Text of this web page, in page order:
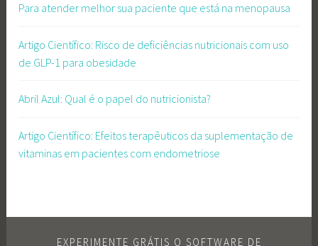
Para atender melhor sua paciente que está na menopausa
Artigo Científico: Risco de deficiências nutricionais com uso
de GLP-1 para obesidade
Abril Azul: Qual é o papel do nutricionista?
Artigo Científico: Efeitos terapêuticos da suplementação de
vitaminas em pacientes com endometriose
EXPERIMENTE GRÁTIS O SOFTWARE DE